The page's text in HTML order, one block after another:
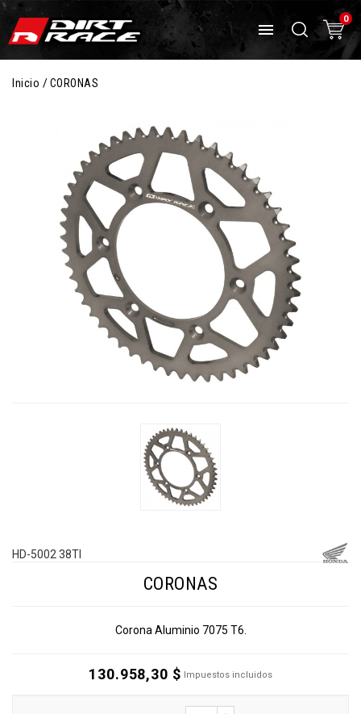

0
Inicio CORONAS
HD-5002 38TI
CORONAS
Corona Aluminio 7075 T6.
130.958,30 $ Impuestos incluidos